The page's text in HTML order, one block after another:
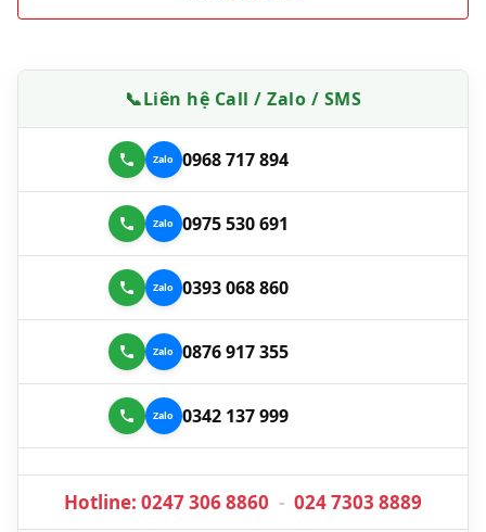
📞Liên hệ Call / Zalo / SMS
0968 717 894
0975 530 691
0393 068 860
0876 917 355
0342 137 999
Hotline: 0247 306 8860 - 024 7303 8889